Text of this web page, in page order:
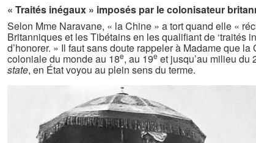
« Traités inégaux » imposés par le colonisateur
Selon Mme Naravane, « la Chine » a tort quand elle «
Britanniques et les Tibétains en les qualifiant de ‘traités
d’honorer. » Il faut sans doute rappeler à Madame que
coloniale du monde au 18e, au 19e et jusqu’au milieu du
state, en État voyou au plein sens du terme.